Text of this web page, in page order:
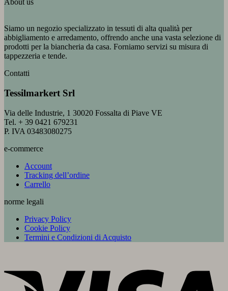
About us
Siamo un negozio specializzato in tessuti di alta qualità per
abbigliamento e arredamento, offrendo anche una vasta selezione di
prodotti per la biancheria da casa. Forniamo servizi su misura di
tappezzeria e tende.
Contatti
Tessilmarkert Srl
Via delle Industrie, 1 30020 Fossalta di Piave VE
Tel. + 39 0421 679231
P. IVA 03483080275
e-commerce
Account
Tracking dell’ordine
Carrello
norme legali
Privacy Policy
Cookie Policy
Termini e Condizioni di Acquisto